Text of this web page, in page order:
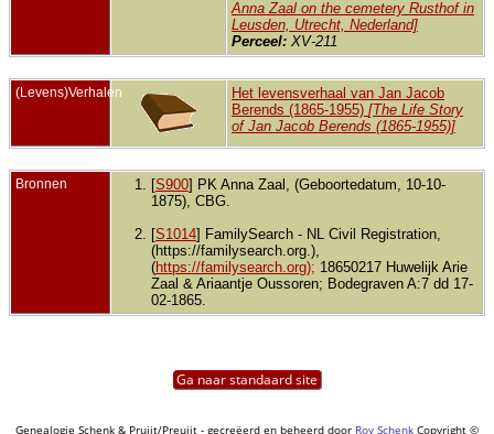
Anna Zaal on the cemetery Rusthof in
Leusden, Utrecht, Nederland]
Perceel: XV-211
(Levens)Verhalen
Het levensverhaal van Jan Jacob
Berends (1865-1955) [The Life Story
of Jan Jacob Berends (1865-1955)]
Bronnen [S900] PK Anna Zaal, (Geboortedatum, 10-10-
1875), CBG.
[S1014] FamilySearch - NL Civil Registration,
(https://familysearch.org.),
(https://familysearch.org); 18650217 Huwelijk Arie
Zaal & Ariaantje Oussoren; Bodegraven A:7 dd 17-
02-1865.
Ga naar standaard site
Genealogie Schenk & Pruijt/Preuijt - gecreëerd en beheerd door Roy Schenk Copyright ©